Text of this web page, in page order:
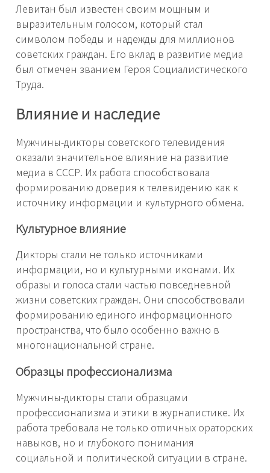
Левитан был известен своим мощным и
выразительным голосом, который стал
символом победы и надежды для миллионов
советских граждан. Его вклад в развитие медиа
был отмечен званием Героя Социалистического
Труда.
Влияние и наследие
Мужчины-дикторы советского телевидения
оказали значительное влияние на развитие
медиа в СССР. Их работа способствовала
формированию доверия к телевидению как к
источнику информации и культурного обмена.
Культурное влияние
Дикторы стали не только источниками
информации, но и культурными иконами. Их
образы и голоса стали частью повседневной
жизни советских граждан. Они способствовали
формированию единого информационного
пространства, что было особенно важно в
многонациональной стране.
Образцы профессионализма
Мужчины-дикторы стали образцами
профессионализма и этики в журналистике. Их
работа требовала не только отличных ораторских
навыков, но и глубокого понимания
социальной и политической ситуации в стране.